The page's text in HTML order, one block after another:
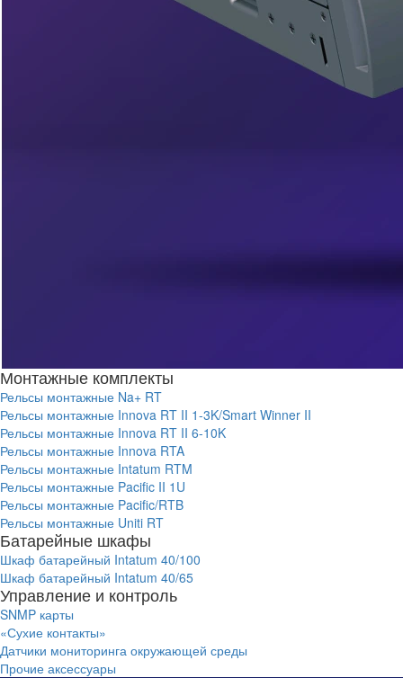
Монтажные комплекты
Рельсы монтажные Na+ RT
Рельсы монтажные Innova RT II 1-3K/Smart Winner II
Рельсы монтажные Innova RT II 6-10K
Рельсы монтажные Innova RTA
Рельсы монтажные Intatum RTM
Рельсы монтажные Pacific II 1U
Рельсы монтажные Pacific/RTB
Рельсы монтажные Uniti RT
Батарейные шкафы
Шкаф батарейный Intatum 40/100
Шкаф батарейный Intatum 40/65
Управление и контроль
SNMP карты
«Сухие контакты»
Датчики мониторинга окружающей среды
Прочие аксессуары